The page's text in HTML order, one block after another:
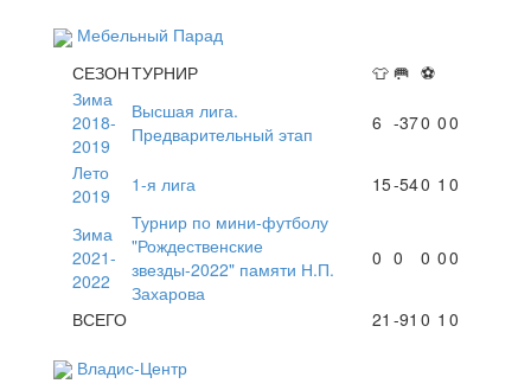
Мебельный Парад
СЕЗОНТУРНИР 👕 🥅 ⚽
Зима
2018-
2019
Высшая лига.
Предварительный этап
6 -370 00
Лето
2019
1-я лига 15-540 1 0
Зима
2021-
2022
Турнир по мини-футболу
"Рождественские
звезды-2022" памяти Н.П.
Захарова
0 0 0 00
ВСЕГО 21 -91 0 1 0
Владис-Центр